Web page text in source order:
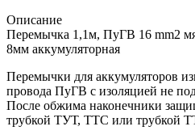
Описание
Перемычка 1,1м, ПуГВ 16 mm2
8мм аккумуляторная
Перемычки для аккумуляторов
провода ПуГВ с изоляцией не
После обжима наконечники
трубкой ТУТ, ТТС или трубкой